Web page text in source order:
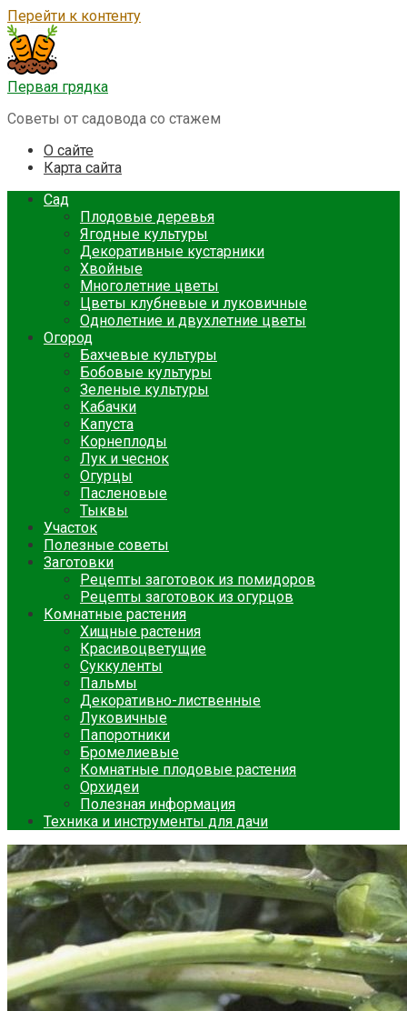
Перейти к контенту
Первая грядка
Советы от садовода со стажем
О сайте
Карта сайта
Сад
Плодовые деревья
Ягодные культуры
Декоративные кустарники
Хвойные
Многолетние цветы
Цветы клубневые и луковичные
Однолетние и двухлетние цветы
Огород
Бахчевые культуры
Бобовые культуры
Зеленые культуры
Кабачки
Капуста
Корнеплоды
Лук и чеснок
Огурцы
Пасленовые
Тыквы
Участок
Полезные советы
Заготовки
Рецепты заготовок из помидоров
Рецепты заготовок из огурцов
Комнатные растения
Хищные растения
Красивоцветущие
Суккуленты
Пальмы
Декоративно-лиственные
Луковичные
Папоротники
Бромелиевые
Комнатные плодовые растения
Орхидеи
Полезная информация
Техника и инструменты для дачи